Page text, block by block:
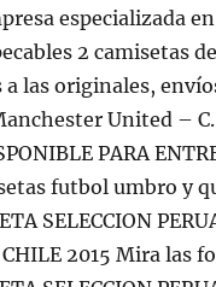
especializada
2 camisetas
a las originales,
United –
PARA
futbol umbro y
SELECCION
CHILE 2015 Mira las